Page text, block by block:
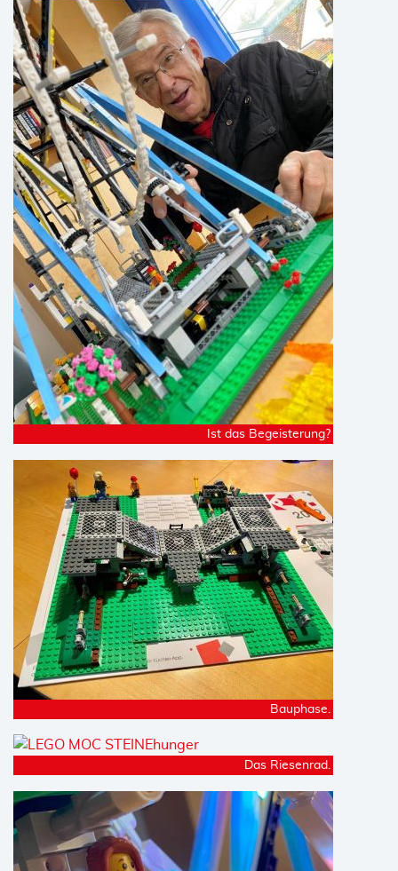
Ist das Begeisterung?
Bauphase.
Das Riesenrad.